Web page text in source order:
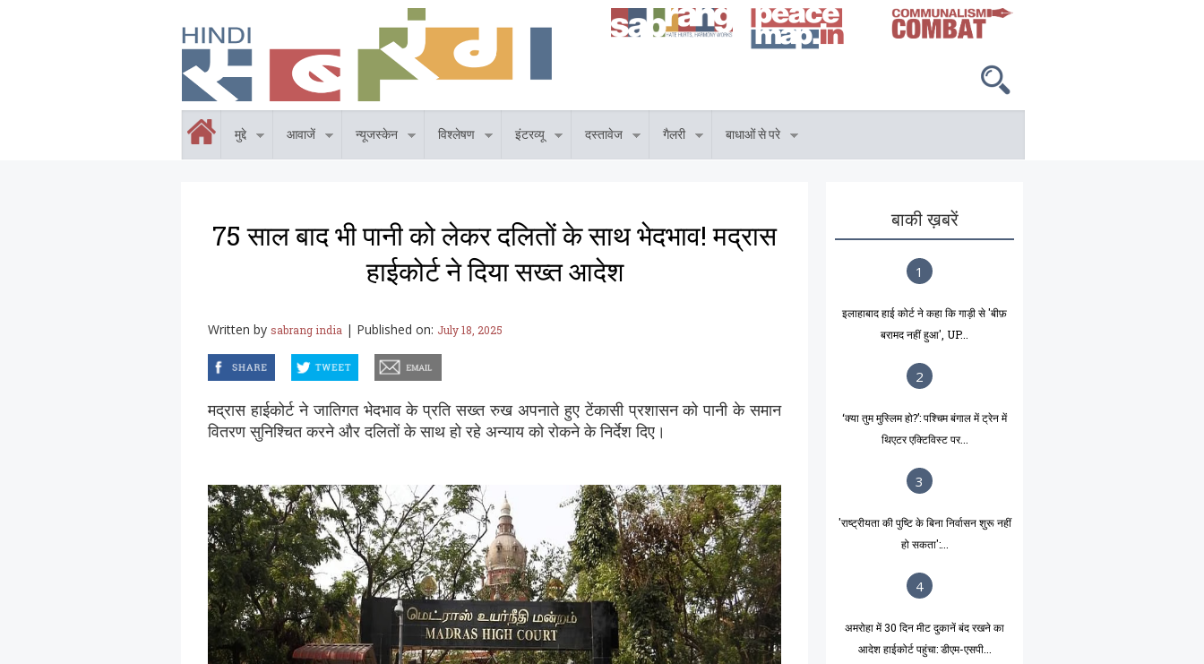
मुद्दे आवाजें न्यूजस्केन विश्लेषण इंटरव्यू दस्तावेज गैलरी बाधाओं से परे
75 साल बाद भी पानी को लेकर दलितों के साथ भेदभाव! मद्रास
हाईकोर्ट ने दिया सख्त आदेश
Written by sabrang india | Published on: July 18, 2025
मद्रास हाईकोर्ट ने जातिगत भेदभाव के प्रति सख्त रुख अपनाते हुए टेंकासी प्रशासन को पानी के समान
वितरण सुनिश्चित करने और दलितों के साथ हो रहे अन्याय को रोकने के निर्देश दिए।
बाकी ख़बरें
1
इलाहाबाद हाई कोर्ट ने कहा कि गाड़ी से 'बीफ़
बरामद नहीं हुआ', UP...
2
‘क्या तुम मुस्लिम हो?’: पश्चिम बंगाल में ट्रेन में
थिएटर एक्टिविस्ट पर...
3
'राष्ट्रीयता की पुष्टि के बिना निर्वासन शुरू नहीं
हो सकता':...
4
अमरोहा में 30 दिन मीट दुकानें बंद रखने का
आदेश हाईकोर्ट पहुंचा: डीएम-एसपी...